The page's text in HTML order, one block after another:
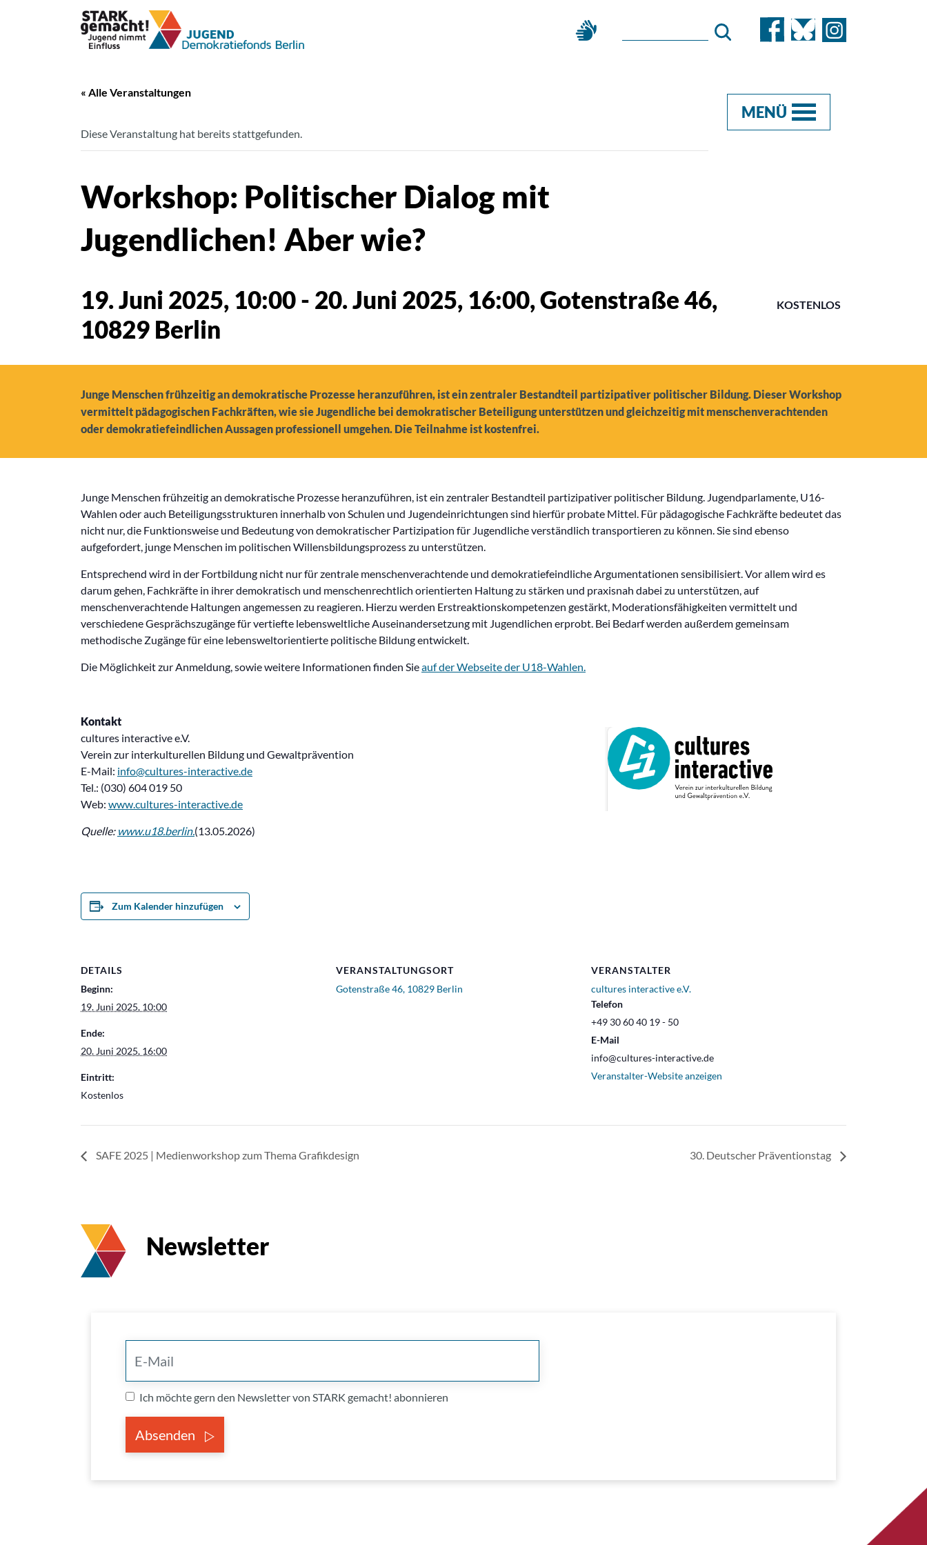
MENÜ
« Alle Veranstaltungen
Diese Veranstaltung hat bereits stattgefunden.
Workshop: Politischer Dialog mit
Jugendlichen! Aber wie?
19. Juni 2025, 10:00- 20. Juni 2025, 16:00, Gotenstraße 46,
10829 Berlin
KOSTENLOS
Junge Menschen frühzeitig an demokratische Prozesse heranzuführen, ist ein zentraler Bestandteil partizipativer politischer Bildung. Dieser Workshop
vermittelt pädagogischen Fachkräften, wie sie Jugendliche bei demokratischer Beteiligung unterstützen und gleichzeitig mit menschenverachtenden
oder demokratiefeindlichen Aussagen professionell umgehen. Die Teilnahme ist kostenfrei.
Junge Menschen frühzeitig an demokratische Prozesse heranzuführen, ist ein zentraler Bestandteil partizipativer politischer Bildung. Jugendparlamente, U16-
Wahlen oder auch Beteiligungsstrukturen innerhalb von Schulen und Jugendeinrichtungen sind hierfür probate Mittel. Für pädagogische Fachkräfte bedeutet das
nicht nur, die Funktionsweise und Bedeutung von demokratischer Partizipation für Jugendliche verständlich transportieren zu können. Sie sind ebenso
aufgefordert, junge Menschen im politischen Willensbildungsprozess zu unterstützen.
Entsprechend wird in der Fortbildung nicht nur für zentrale menschenverachtende und demokratiefeindliche Argumentationen sensibilisiert. Vor allem wird es
darum gehen, Fachkräfte in ihrer demokratisch und menschenrechtlich orientierten Haltung zu stärken und praxisnah dabei zu unterstützen, auf
menschenverachtende Haltungen angemessen zu reagieren. Hierzu werden Erstreaktionskompetenzen gestärkt, Moderationsfähigkeiten vermittelt und
verschiedene Gesprächszugänge für vertiefte lebensweltliche Auseinandersetzung mit Jugendlichen erprobt. Bei Bedarf werden außerdem gemeinsam
methodische Zugänge für eine lebensweltorientierte politische Bildung entwickelt.
Die Möglichkeit zur Anmeldung, sowie weitere Informationen finden Sieauf der Webseite der U18-Wahlen.
Kontakt
cultures interactive e.V.
Verein zur interkulturellen Bildung und Gewaltprävention
E-Mail: info@cultures-interactive.de
Tel.: (030) 604 019 50
Web: www.cultures-interactive.de
Quelle: www.u18.berlin.(13.05.2026)
Zum Kalender hinzufügen
DETAILS
Beginn:
19. Juni 2025, 10:00
Ende:
20. Juni 2025, 16:00
Eintritt:
Kostenlos
VERANSTALTUNGSORT
Gotenstraße 46, 10829 Berlin
VERANSTALTER
cultures interactive e.V.
Telefon
+49 30 60 40 19 - 50
E-Mail
info@cultures-interactive.de
Veranstalter-Website anzeigen
SAFE 2025 | Medienworkshop zum Thema Grafikdesign 30. Deutscher Präventionstag
Newsletter
Ich möchte gern den Newsletter von STARK gemacht! abonnieren
Absenden